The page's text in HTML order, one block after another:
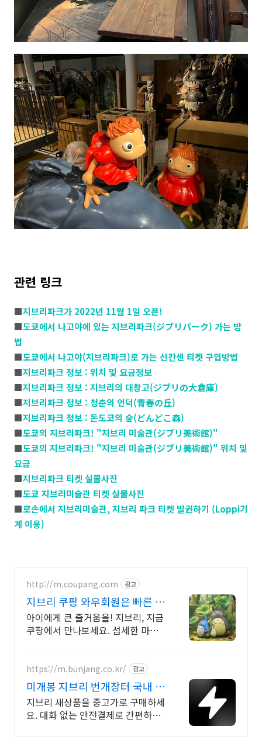
관련 링크
■지브리파크가 2022년 11월 1일 오픈!
■도쿄에서 나고야에 있는 지브리파크(ジブリパーク) 가는 방
법
■도쿄에서 나고야(지브리파크)로 가는 신칸센 티켓 구입방법
■지브리파크 정보 : 위치 및 요금정보
■지브리파크 정보 : 지브리의 대창고(ジブリの大倉庫)
■지브리파크 정보 : 청춘의 언덕(青春の丘)
■지브리파크 정보 : 돈도코의 숲(どんどこ森)
■도쿄의 지브리파크! "지브리 미술관(ジブリ美術館)"
■도쿄의 지브리파크! "지브리 미술관(ジブリ美術館)" 위치 및
요금
■지브리파크 티켓 실물사진
■도쿄 지브리미술관 티켓 실물사진
■로손에서 지브리미술관, 지브리 파크 티켓 발권하기 (Loppi기
계 이용)
http://m.coupang.com 광고
지브리 쿠팡 와우회원은 빠른 로
켓배송
아이에게 큰 즐거움을! 지브리, 지금
쿠팡에서 만나보세요. 섬세한 마감
https://m.bunjang.co.kr/ 광고
미개봉 지브리 번개장터 국내 최
대 브랜드 중고거래
지브리 새상품을 중고가로 구매하세
요. 대화 없는 안전결제로 간편하게!